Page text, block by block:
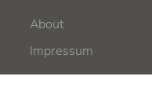
About
Impressum